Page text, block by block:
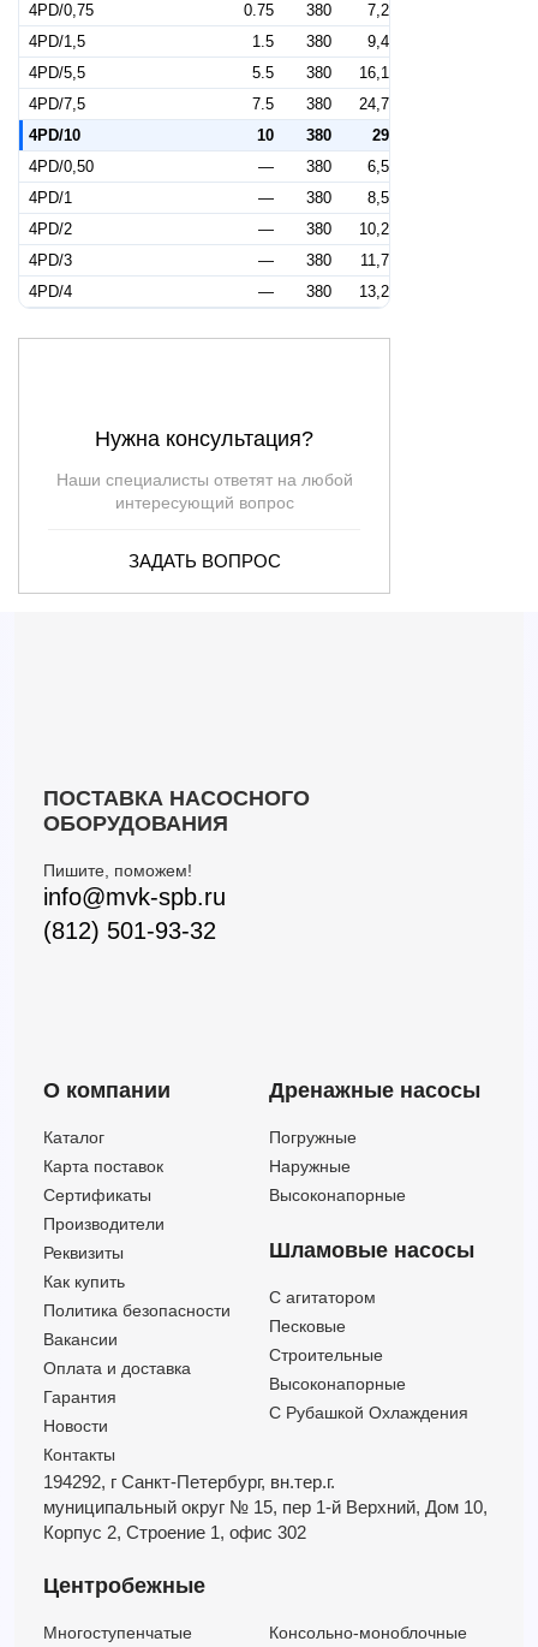
4PD/0,75
0.75 380
7,2
4PD/1,5
1.5 380
9,4
4PD/5,5
5.5 380
16,1
4PD/7,5
7.5 380
24,7
4PD/10
10 380
29
4PD/0,50
— 380
6,5
4PD/1
— 380
8,5
4PD/2
— 380
10,2
4PD/3
— 380
11,7
4PD/4
— 380 13,2
Нужна консультация?
Наши специалисты ответят на любой
интересующий вопрос
ЗАДАТЬ ВОПРОС
ПОСТАВКА НАСОСНОГО
ОБОРУДОВАНИЯ
Пишите, поможем!
info@mvk-spb.ru
(812) 501-93-32
О компании
Каталог
Карта поставок
Сертификаты
Производители
Реквизиты
Как купить
Политика безопасности
Вакансии
Оплата и доставка
Гарантия
Новости
Контакты
Дренажные насосы
Погружные
Наружные
Высоконапорные
Шламовые насосы
C агитатором
Песковые
Строительные
Высоконапорные
С Рубашкой Охлаждения
194292, г Санкт-Петербург, вн.тер.г.
муниципальный округ № 15, пер 1-й Верхний, Дом 10,
Корпус 2, Строение 1, офис 302
Центробежные
Многоступенчатые Консольно-моноблочные